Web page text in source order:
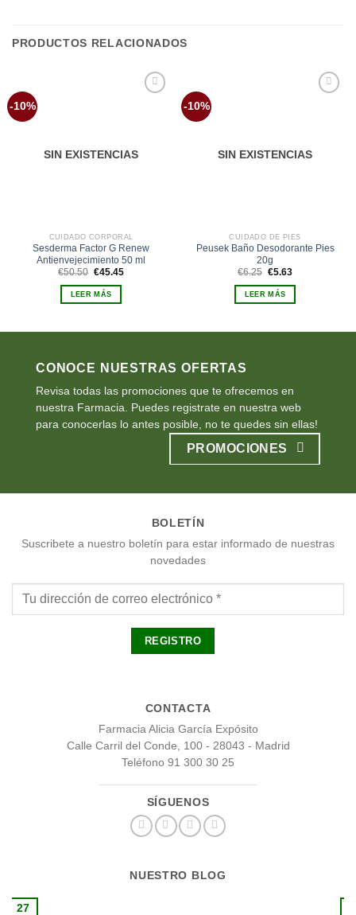
PRODUCTOS RELACIONADOS
-10%
SIN EXISTENCIAS
CUIDADO CORPORAL
Sesderma Factor G Renew
Antienvejecimiento 50 ml
€50.50 El
original
era:
€50.50.
€45.45El
LEER MÁS
-10%
SIN EXISTENCIAS
CUIDADO DE PIES
Peusek Baño Desodorante Pies
20g
€6.25 El
original
era:
€6.25.
€5.63El
actual
€5.63.
LEER MÁS
CONOCE NUESTRAS OFERTAS
Revisa todas las promociones que te ofrecemos en
nuestra Farmacia. Puedes registrate en nuestra web
para conocerlas lo antes posible, no te quedes sin ellas!
PROMOCIONES
BOLETÍN
Suscribete a nuestro boletín para estar informado de nuestras
novedades
CONTACTA
Farmacia Alicia García Expósito
Calle Carril del Conde, 100 - 28043 - Madrid
Teléfono 91 300 30 25
SÍGUENOS
NUESTRO BLOG
27